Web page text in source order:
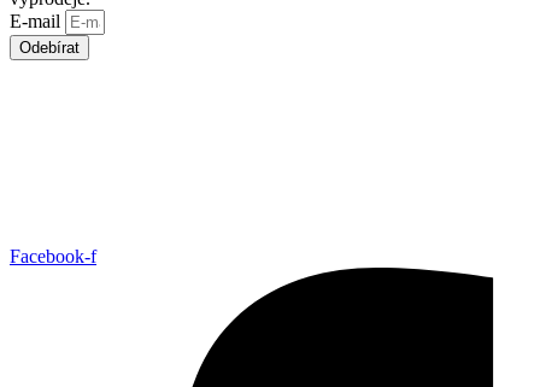
E-mail
Odebírat
Facebook-f